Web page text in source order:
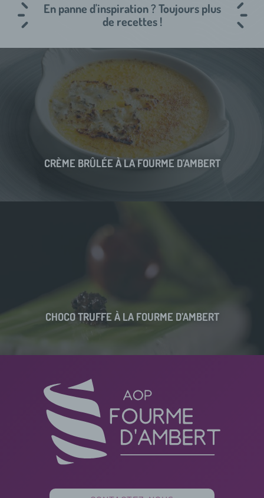
En panne d'inspiration ? Toujours plus
de recettes !
CRÈME BRÛLÉE À LA FOURME D’AMBERT
CHOCO TRUFFE À LA FOURME D’AMBERT